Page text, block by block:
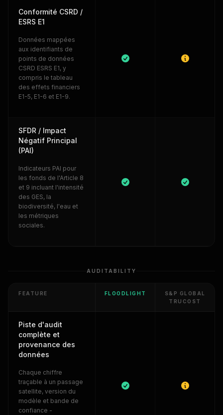
Conformité CSRD /
ESRS E1
Données mappées
aux identifiants de
points de données
CSRD ESRS E1, y
compris le tableau
des effets financiers
E1-5, E1-6 et E1-9.
SFDR / Impact
Négatif Principal
(PAI)
Indicateurs PAI pour
les fonds de l'Article 8
et 9 incluant l'intensité
des GES, la
biodiversité, l'eau et
les métriques
sociales.
AUDITABILITY
FEATURE FLOODLIGHT
S&P GLOBAL
TRUCOST
Piste d'audit
complète et
provenance des
données
Chaque chiffre
traçable à un passage
satellite, version du
modèle et bande de
confiance -